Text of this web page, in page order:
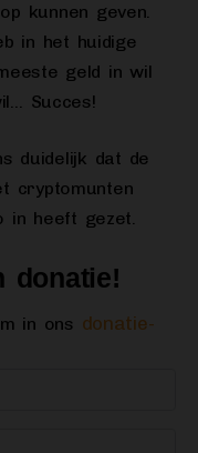
kunnen geven.
in het huidige
geld in wil
Succes!
duidelijk dat de
cryptomunten
in heeft gezet.
donatie!
in ons donatie-